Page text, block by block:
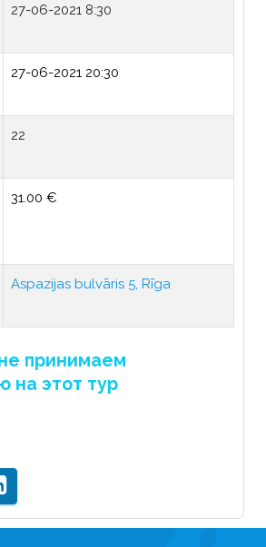
27-06-2021 8:30
27-06-2021 20:30
22
31.00 €
Aspazijas bulvāris 5, Rīga
принимаем
на этот тур